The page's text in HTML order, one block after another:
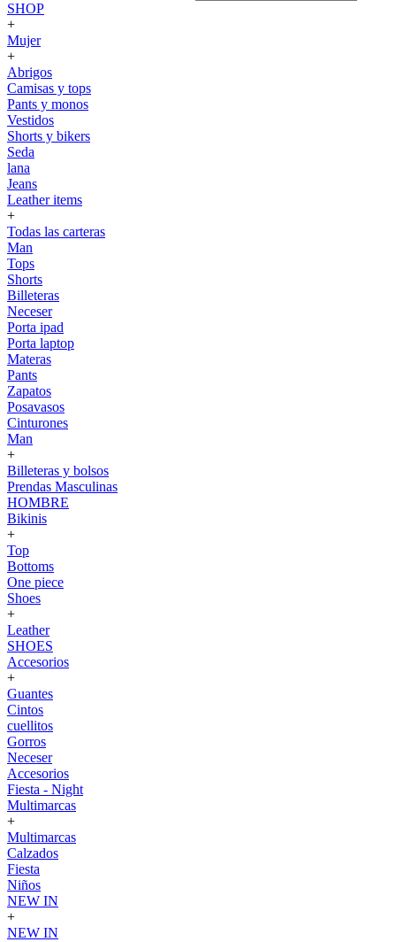
SHOP
+
Mujer
+
Abrigos
Camisas y tops
Pants y monos
Vestidos
Shorts y bikers
Seda
lana
Jeans
Leather items
+
Todas las carteras
Man
Tops
Shorts
Billeteras
Neceser
Porta ipad
Porta laptop
Materas
Pants
Zapatos
Posavasos
Cinturones
Man
+
Billeteras y bolsos
Prendas Masculinas
HOMBRE
Bikinis
+
Top
Bottoms
One piece
Shoes
+
Leather
SHOES
Accesorios
+
Guantes
Cintos
cuellitos
Gorros
Neceser
Accesorios
Fiesta - Night
Multimarcas
+
Multimarcas
Calzados
Fiesta
Niños
NEW IN
+
NEW IN